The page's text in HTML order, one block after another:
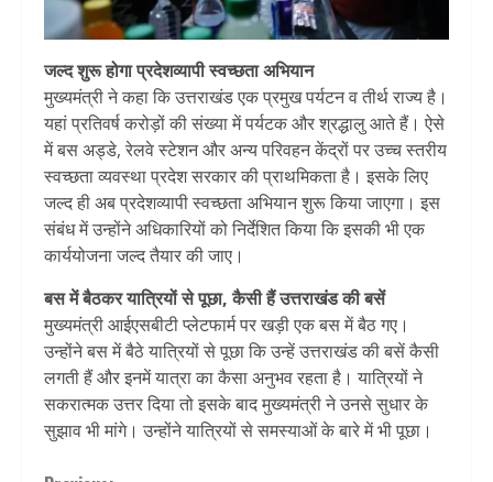
जल्द शुरू होगा प्रदेशव्यापी स्वच्छता अभियान
मुख्यमंत्री ने कहा कि उत्तराखंड एक प्रमुख पर्यटन व तीर्थ राज्य है।
यहां प्रतिवर्ष करोड़ों की संख्या में पर्यटक और श्रद्धालु आते हैं। ऐसे
में बस अड्डे, रेलवे स्टेशन और अन्य परिवहन केंद्रों पर उच्च स्तरीय
स्वच्छता व्यवस्था प्रदेश सरकार की प्राथमिकता है। इसके लिए
जल्द ही अब प्रदेशव्यापी स्वच्छता अभियान शुरू किया जाएगा। इस
संबंध में उन्होंने अधिकारियों को निर्देशित किया कि इसकी भी एक
कार्ययोजना जल्द तैयार की जाए।
बस में बैठकर यात्रियों से पूछा, कैसी हैं उत्तराखंड की बसें
मुख्यमंत्री आईएसबीटी प्लेटफार्म पर खड़ी एक बस में बैठ गए।
उन्होंने बस में बैठे यात्रियों से पूछा कि उन्हें उत्तराखंड की बसें कैसी
लगती हैं और इनमें यात्रा का कैसा अनुभव रहता है। यात्रियों ने
सकरात्मक उत्तर दिया तो इसके बाद मुख्यमंत्री ने उनसे सुधार के
सुझाव भी मांगे। उन्होंने यात्रियों से समस्याओं के बारे में भी पूछा।